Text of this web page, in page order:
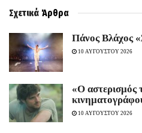
Σχετικά Άρθρα
Πάνος Βλάχος
10 ΑΥΓΟΥΣΤΟΥ 2026
«Ο αστερισμός
10 ΑΥΓΟΥΣΤΟΥ 2026